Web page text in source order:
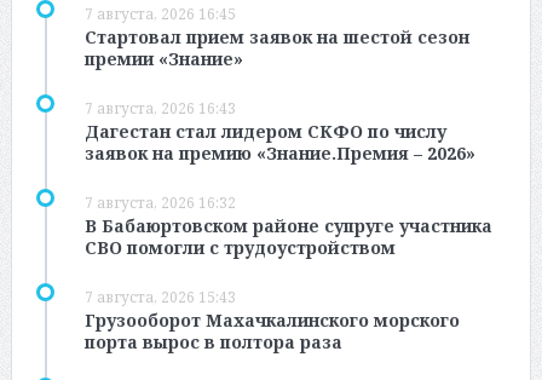
7 августа, 2026 16:45
Стартовал прием заявок на шестой сезон
премии «Знание»
7 августа, 2026 16:43
Дагестан стал лидером СКФО по числу
заявок на премию «Знание.Премия – 2026»
7 августа, 2026 16:32
В Бабаюртовском районе супруге участника
СВО помогли с трудоустройством
7 августа, 2026 15:43
Грузооборот Махачкалинского морского
порта вырос в полтора раза